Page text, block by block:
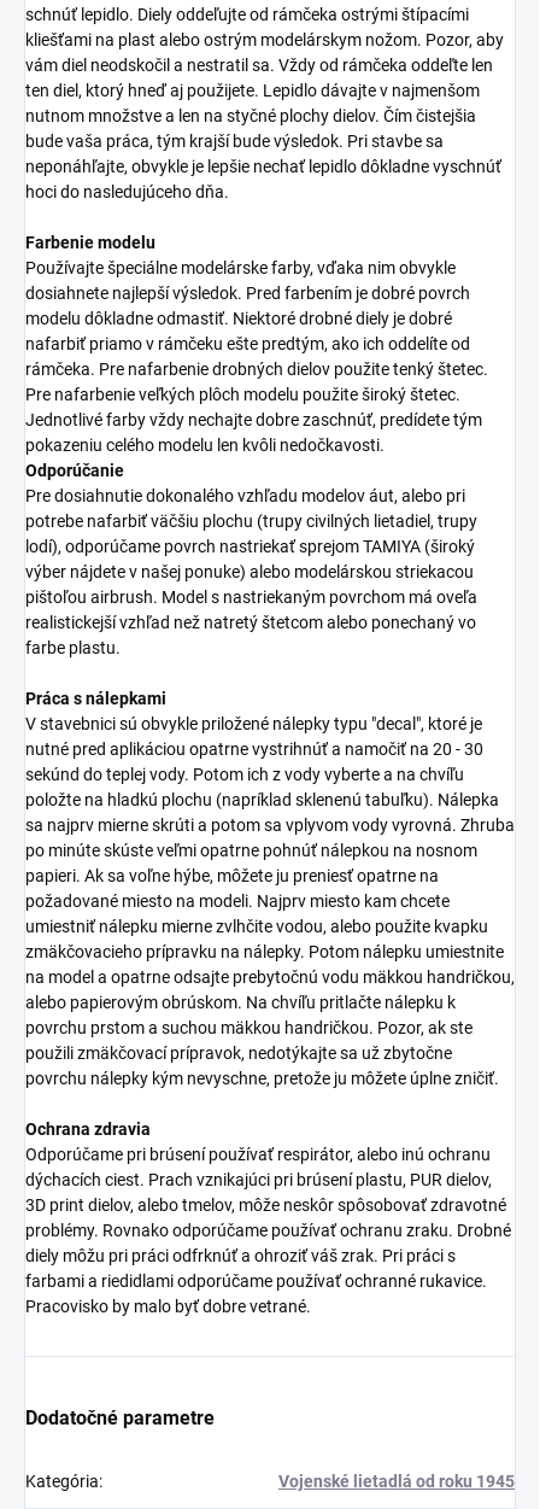
schnúť lepidlo. Diely oddeľujte od rámčeka ostrými štípacími
kliešťami na plast alebo ostrým modelárskym nožom. Pozor, aby
vám diel neodskočil a nestratil sa. Vždy od rámčeka oddeľte len
ten diel, ktorý hneď aj použijete. Lepidlo dávajte v najmenšom
nutnom množstve a len na styčné plochy dielov. Čím čistejšia
bude vaša práca, tým krajší bude výsledok. Pri stavbe sa
neponáhľajte, obvykle je lepšie nechať lepidlo dôkladne vyschnúť
hoci do nasledujúceho dňa.
Farbenie modelu
Používajte špeciálne modelárske farby, vďaka nim obvykle
dosiahnete najlepší výsledok. Pred farbením je dobré povrch
modelu dôkladne odmastiť. Niektoré drobné diely je dobré
nafarbiť priamo v rámčeku ešte predtým, ako ich oddelíte od
rámčeka. Pre nafarbenie drobných dielov použite tenký štetec.
Pre nafarbenie veľkých plôch modelu použite široký štetec.
Jednotlivé farby vždy nechajte dobre zaschnúť, predídete tým
pokazeniu celého modelu len kvôli nedočkavosti.
Odporúčanie
Pre dosiahnutie dokonalého vzhľadu modelov áut, alebo pri
potrebe nafarbiť väčšiu plochu (trupy civilných lietadiel, trupy
lodí), odporúčame povrch nastriekať sprejom TAMIYA (široký
výber nájdete v našej ponuke) alebo modelárskou striekacou
pištoľou airbrush. Model s nastriekaným povrchom má oveľa
realistickejší vzhľad než natretý štetcom alebo ponechaný vo
farbe plastu.
Práca s nálepkami
V stavebnici sú obvykle priložené nálepky typu "decal", ktoré je
nutné pred aplikáciou opatrne vystrihnúť a namočiť na 20 - 30
sekúnd do teplej vody. Potom ich z vody vyberte a na chvíľu
položte na hladkú plochu (napríklad sklenenú tabuľku). Nálepka
sa najprv mierne skrúti a potom sa vplyvom vody vyrovná. Zhruba
po minúte skúste veľmi opatrne pohnúť nálepkou na nosnom
papieri. Ak sa voľne hýbe, môžete ju preniesť opatrne na
požadované miesto na modeli. Najprv miesto kam chcete
umiestniť nálepku mierne zvlhčite vodou, alebo použite kvapku
zmäkčovacieho prípravku na nálepky. Potom nálepku umiestnite
na model a opatrne odsajte prebytočnú vodu mäkkou handričkou,
alebo papierovým obrúskom. Na chvíľu pritlačte nálepku k
povrchu prstom a suchou mäkkou handričkou. Pozor, ak ste
použili zmäkčovací prípravok, nedotýkajte sa už zbytočne
povrchu nálepky kým nevyschne, pretože ju môžete úplne zničiť.
Ochrana zdravia
Odporúčame pri brúsení používať respirátor, alebo inú ochranu
dýchacích ciest. Prach vznikajúci pri brúsení plastu, PUR dielov,
3D print dielov, alebo tmelov, môže neskôr spôsobovať zdravotné
problémy. Rovnako odporúčame používať ochranu zraku. Drobné
diely môžu pri práci odfrknúť a ohroziť váš zrak. Pri práci s
farbami a riedidlami odporúčame používať ochranné rukavice.
Pracovisko by malo byť dobre vetrané.
Dodatočné parametre
Kategória: Vojenské lietadlá od roku 1945